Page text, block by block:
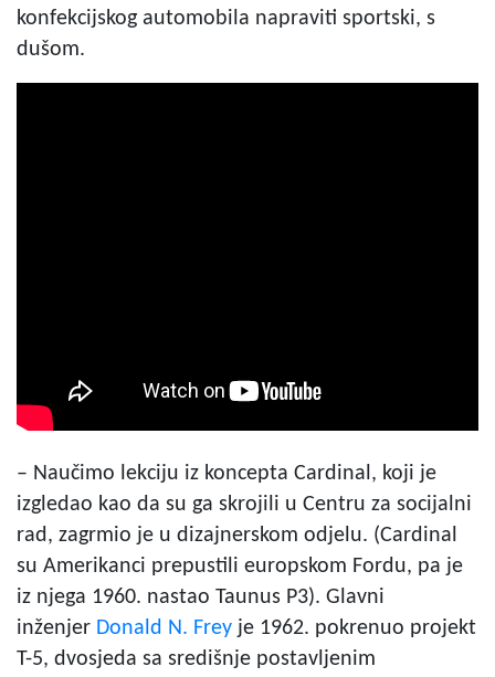
konfekcijskog automobila napraviti sportski, s
dušom.
– Naučimo lekciju iz koncepta Cardinal, koji je
izgledao kao da su ga skrojili u Centru za socijalni
rad, zagrmio je u dizajnerskom odjelu. (Cardinal
su Amerikanci prepustili europskom Fordu, pa je
iz njega 1960. nastao Taunus P3). Glavni
inženjer Donald N. Frey je 1962. pokrenuo projekt
T-5, dvosjeda sa središnje postavljenim